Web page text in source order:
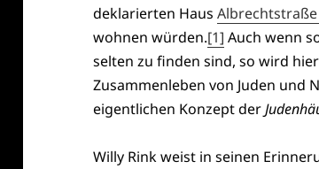
deklarierten Haus
wohnen würden.[1] Auch wenn
selten zu finden sind, so wird
Zusammenleben von Juden und
eigentlichen Konzept der
Willy Rink weist in seinen